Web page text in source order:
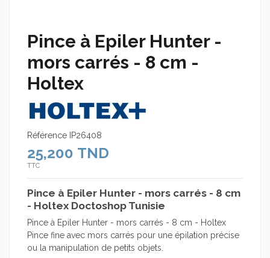
Pince à Epiler Hunter -
mors carrés - 8 cm -
Holtex
Référence IP26408
25,200 TND
TTC
Pince à Epiler Hunter - mors carrés - 8 cm
- Holtex Doctoshop Tunisie
Pince à Epiler Hunter - mors carrés - 8 cm - Holtex
Pince fine avec mors carrés pour une épilation précise
ou la manipulation de petits objets.